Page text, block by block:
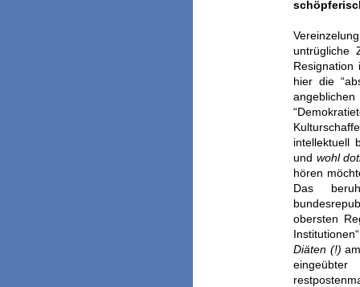
untrügliche
Resignation
hier die
intellektuell
und wohl
hören
Das
obersten
Diäten (!)